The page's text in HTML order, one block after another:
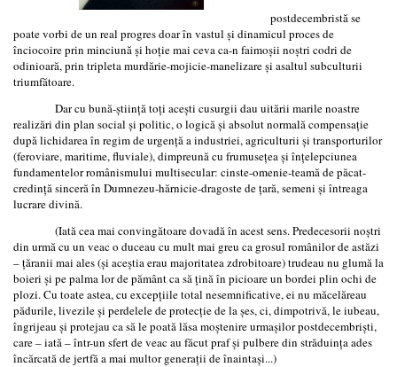
postdecembristă se
poate vorbi de un real progres doar în vastul şi dinamicul proces de
înciocoire prin minciună şi hoţie mai ceva ca-n faimoşii noştri codri de
odinioară, prin tripleta murdărie-mojicie-manelizare şi asaltul subculturii
triumfătoare.
Dar cu bună-ştiinţă toţi aceşti cusurgii dau uitării marile noastre
realizări din plan social şi politic, o logică şi absolut normală compensaţie
după lichidarea în regim de urgenţă a industriei, agriculturii şi transporturilor
(feroviare, maritime, fluviale), dimpreună cu frumuseţea şi înţelepciunea
fundamentelor românismului multisecular: cinste-omenie-teamă de păcat-
credinţă sinceră în Dumnezeu-hărnicie-dragoste de ţară, semeni şi întreaga
lucrare divină.
(Iată cea mai convingătoare dovadă în acest sens. Predecesorii noştri
din urmă cu un veac o duceau cu mult mai greu ca grosul românilor de astăzi
– ţăranii mai ales (şi aceştia erau majoritatea zdrobitoare) trudeau nu glumă la
boieri şi pe palma lor de pământ ca să ţină în picioare un bordei plin ochi de
plozi. Cu toate astea, cu excepţiile total nesemnificative, ei nu măcelăreau
pădurile, livezile şi perdelele de protecţie de la şes, ci, dimpotrivă, le iubeau,
îngrijeau şi protejau ca să le poată lăsa moştenire urmaşilor postdecembrişti,
care – iată – într-un sfert de veac au făcut praf şi pulbere din străduinţa ades
încărcată de jertfă a mai multor generaţii de înaintaşi...)